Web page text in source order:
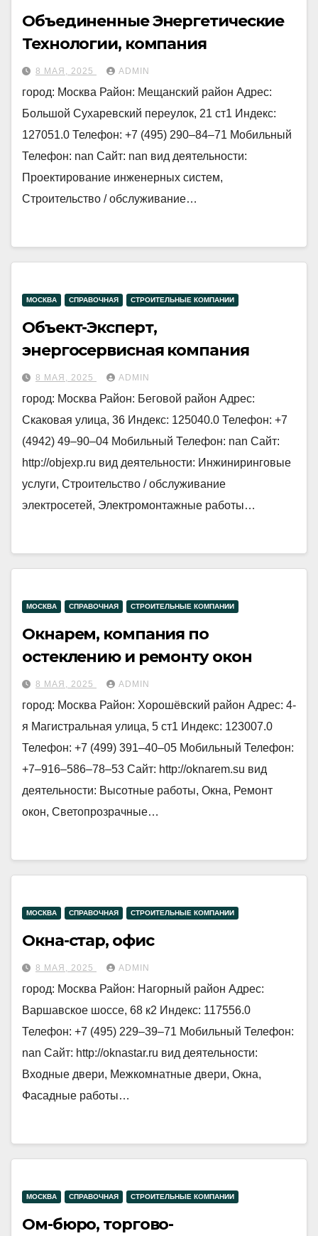
Объединенные Энергетические
Технологии, компания
8 МАЯ, 2025 ADMIN
город: Москва Район: Мещанский район Адрес:
Большой Сухаревский переулок, 21 ст1 Индекс:
127051.0 Телефон: +7 (495) 290‒84‒71 Мобильный
Телефон: nan Сайт: nan вид деятельности:
Проектирование инженерных систем,
Строительство / обслуживание…
МОСКВА СПРАВОЧНАЯ СТРОИТЕЛЬНЫЕ КОМПАНИИ
Объект-Эксперт,
энергосервисная компания
8 МАЯ, 2025 ADMIN
город: Москва Район: Беговой район Адрес:
Скаковая улица, 36 Индекс: 125040.0 Телефон: +7
(4942) 49‒90‒04 Мобильный Телефон: nan Сайт:
http://objexp.ru вид деятельности: Инжиниринговые
услуги, Строительство / обслуживание
электросетей, Электромонтажные работы…
МОСКВА СПРАВОЧНАЯ СТРОИТЕЛЬНЫЕ КОМПАНИИ
Окнарем, компания по
остеклению и ремонту окон
8 МАЯ, 2025 ADMIN
город: Москва Район: Хорошёвский район Адрес: 4-
я Магистральная улица, 5 ст1 Индекс: 123007.0
Телефон: +7 (499) 391‒40‒05 Мобильный Телефон:
+7‒916‒586‒78‒53 Сайт: http://oknarem.su вид
деятельности: Высотные работы, Окна, Ремонт
окон, Светопрозрачные…
МОСКВА СПРАВОЧНАЯ СТРОИТЕЛЬНЫЕ КОМПАНИИ
Окна-стар, офис
8 МАЯ, 2025 ADMIN
город: Москва Район: Нагорный район Адрес:
Варшавское шоссе, 68 к2 Индекс: 117556.0
Телефон: +7 (495) 229‒39‒71 Мобильный Телефон:
nan Сайт: http://oknastar.ru вид деятельности:
Входные двери, Межкомнатные двери, Окна,
Фасадные работы…
МОСКВА СПРАВОЧНАЯ СТРОИТЕЛЬНЫЕ КОМПАНИИ
Ом-бюро, торгово-